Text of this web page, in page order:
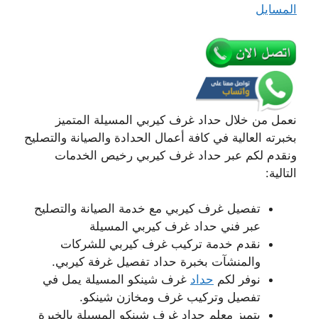
المسايل
نعمل من خلال حداد غرف كيربي المسيلة المتميز
بخبرته العالية في كافة أعمال الحدادة والصيانة والتصليح
ونقدم لكم عبر حداد غرف كيربي رخيص الخدمات
التالية:
تفصيل غرف كيربي مع خدمة الصيانة والتصليح
عبر فني حداد غرف كيربي المسيلة
نقدم خدمة تركيب غرف كيربي للشركات
والمنشآت بخبرة حداد تفصيل غرفة كيربي.
نوفر لكم حداد غرف شينكو المسيلة يمل في
تفصيل وتركيب غرف ومخازن شينكو.
يتميز معلم حداد غرف شينكو المسيلة بالخبرة